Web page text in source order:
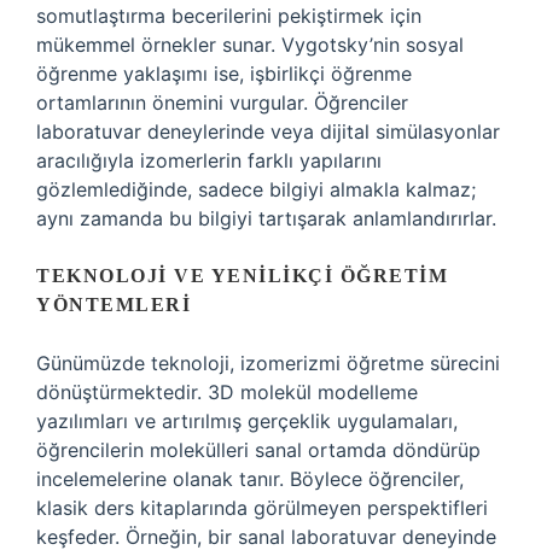
somutlaştırma becerilerini pekiştirmek için
mükemmel örnekler sunar. Vygotsky’nin sosyal
öğrenme yaklaşımı ise, işbirlikçi öğrenme
ortamlarının önemini vurgular. Öğrenciler
laboratuvar deneylerinde veya dijital simülasyonlar
aracılığıyla izomerlerin farklı yapılarını
gözlemlediğinde, sadece bilgiyi almakla kalmaz;
aynı zamanda bu bilgiyi tartışarak anlamlandırırlar.
TEKNOLOJI VE YENILIKÇI ÖĞRETIM
YÖNTEMLERI
Günümüzde teknoloji, izomerizmi öğretme sürecini
dönüştürmektedir. 3D molekül modelleme
yazılımları ve artırılmış gerçeklik uygulamaları,
öğrencilerin molekülleri sanal ortamda döndürüp
incelemelerine olanak tanır. Böylece öğrenciler,
klasik ders kitaplarında görülmeyen perspektifleri
keşfeder. Örneğin, bir sanal laboratuvar deneyinde